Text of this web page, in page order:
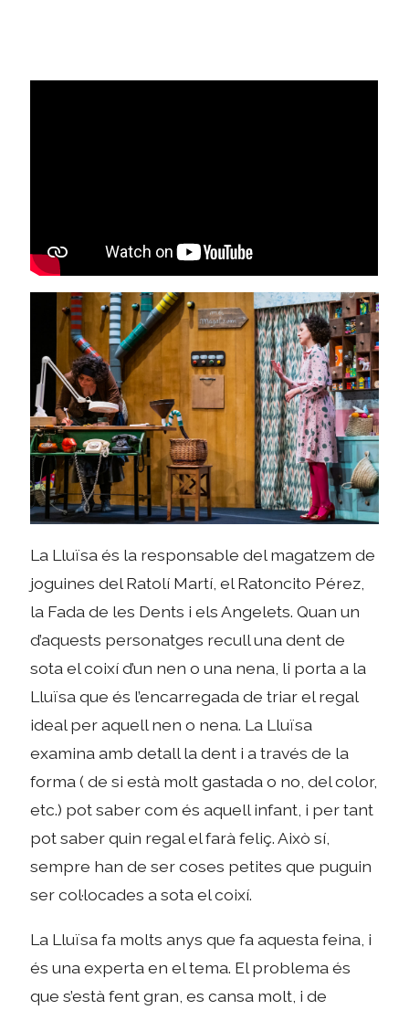
La Lluïsa és la responsable del magatzem de
joguines del Ratolí Martí, el Ratoncito Pérez,
la Fada de les Dents i els Angelets. Quan un
d’aquests personatges recull una dent de
sota el coixí d’un nen o una nena, li porta a la
Lluïsa que és l’encarregada de triar el regal
ideal per aquell nen o nena. La Lluïsa
examina amb detall la dent i a través de la
forma ( de si està molt gastada o no, del color,
etc.) pot saber com és aquell infant, i per tant
pot saber quin regal el farà feliç. Això sí,
sempre han de ser coses petites que puguin
ser col·locades a sota el coixí.
La Lluïsa fa molts anys que fa aquesta feina, i
és una experta en el tema. El problema és
que s’està fent gran, es cansa molt, i de